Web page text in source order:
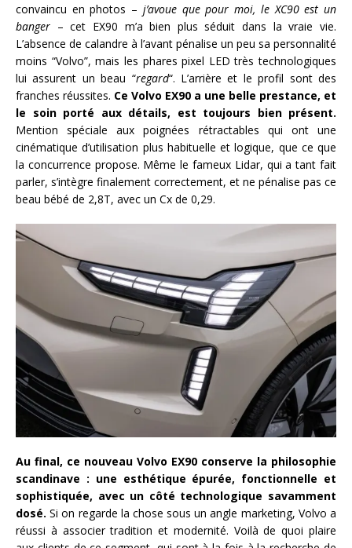
convaincu en photos – j’avoue que pour moi, le XC90 est un
banger – cet EX90 m’a bien plus séduit dans la vraie vie.
L’absence de calandre à l’avant pénalise un peu sa personnalité
moins “Volvo”, mais les phares pixel LED très technologiques
lui assurent un beau “regard“. L’arrière et le profil sont des
franches réussites. Ce Volvo EX90 a une belle prestance, et
le soin porté aux détails, est toujours bien présent.
Mention spéciale aux poignées rétractables qui ont une
cinématique d’utilisation plus habituelle et logique, que ce que
la concurrence propose. Même le fameux Lidar, qui a tant fait
parler, s’intègre finalement correctement, et ne pénalise pas ce
beau bébé de 2,8T, avec un Cx de 0,29.
Au final, ce nouveau Volvo EX90 conserve la philosophie
scandinave : une esthétique épurée, fonctionnelle et
sophistiquée, avec un côté technologique savamment
dosé. Si on regarde la chose sous un angle marketing, Volvo a
réussi à associer tradition et modernité. Voilà de quoi plaire